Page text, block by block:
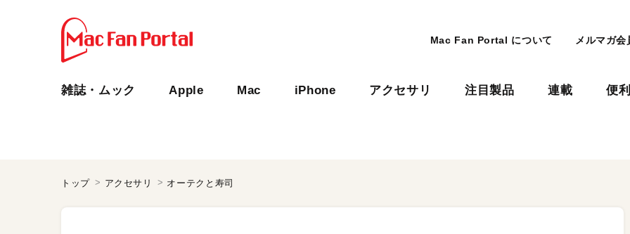
Mac Fan Portal について メルマガ会
雑誌・ムック Apple Mac iPhone アクセサリ 注目製品 連載 便
トップ アクセサリ オーテクと寿司